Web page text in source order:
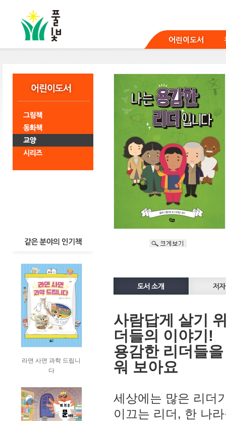
어린이도서
라면 사면 과학 드립니
다
사람답게 살기
더들의 이야기!
용감한 리더들
워 보아요
세상에는 많은 리더
이끄는 리더, 한 나